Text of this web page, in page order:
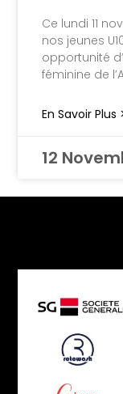
Ce lundi 11
nos jeunes
opportunité
féminine de
En Savoir Plus
12